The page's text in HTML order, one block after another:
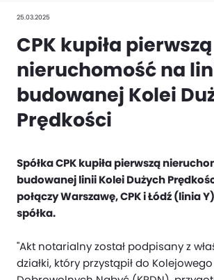
25.03.2025
CPK kupiła pierwszą
nieruchomość na
budowanej Kolei
Prędkości
Spółka CPK kupiła pierwszą
budowanej linii Kolei Dużych
połączy Warszawę, CPK i Łódź (linia
spółka.
"Akt notarialny został podpisany z
działki, który przystąpił do